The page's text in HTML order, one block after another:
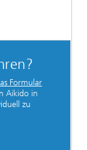
Formular
Aikido in
zu